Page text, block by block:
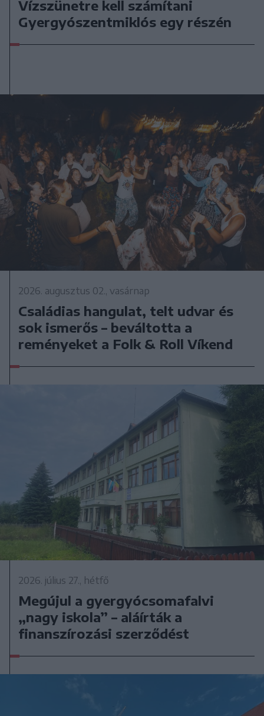
Vízszünetre kell számítani
Gyergyószentmiklós egy részén
2026. augusztus 02., vasárnap
Családias hangulat, telt udvar és
sok ismerős – beváltotta a
reményeket a Folk & Roll Víkend
2026. július 27., hétfő
Megújul a gyergyócsomafalvi
„nagy iskola” – aláírták a
finanszírozási szerződést